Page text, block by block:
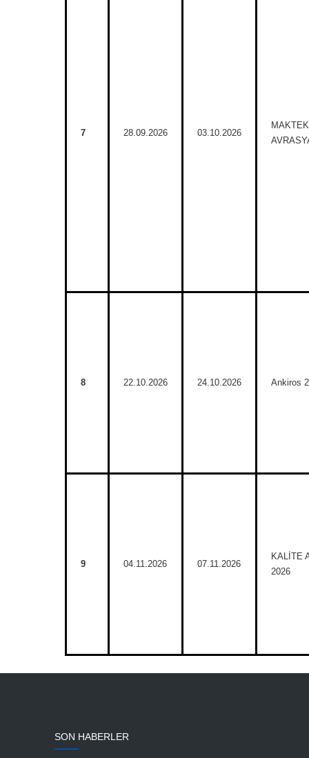
7 28.09.2026 03.10.2026
MAKTEK
8 22.10.2026 24.10.2026 Ankiros
9 04.11.2026 07.11.2026
KALİTE
2026
SON HABERLER